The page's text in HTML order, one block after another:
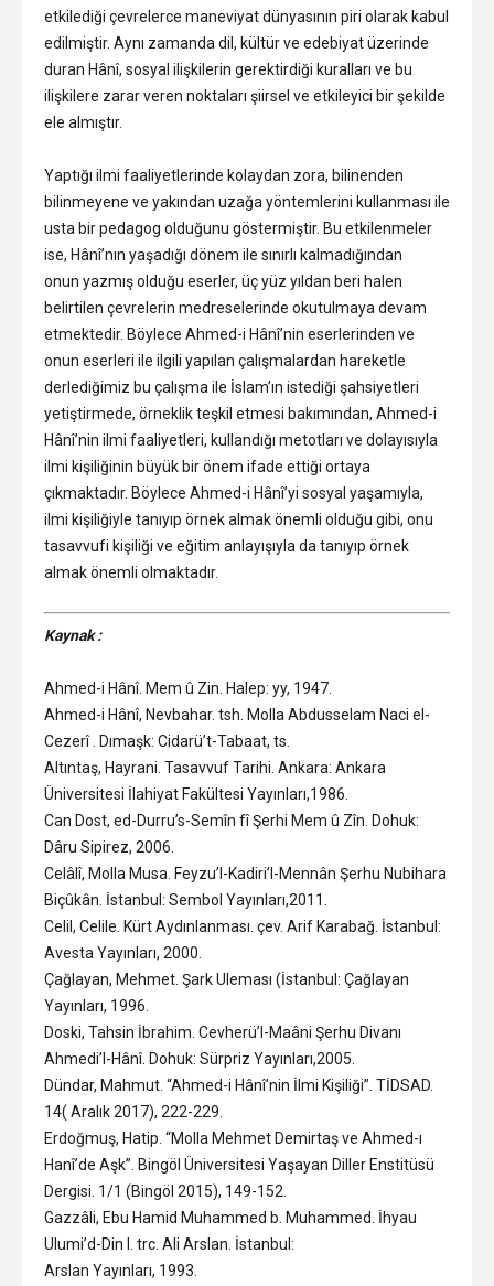
etkilediği çevrelerce maneviyat dünyasının piri olarak kabul
edilmiştir. Aynı zamanda dil, kültür ve edebiyat üzerinde
duran Hânî, sosyal ilişkilerin gerektirdiği kuralları ve bu
ilişkilere zarar veren noktaları şiirsel ve etkileyici bir şekilde
ele almıştır.
Yaptığı ilmi faaliyetlerinde kolaydan zora, bilinenden
bilinmeyene ve yakından uzağa yöntemlerini kullanması ile
usta bir pedagog olduğunu göstermiştir. Bu etkilenmeler
ise, Hânî’nın yaşadığı dönem ile sınırlı kalmadığından
onun yazmış olduğu eserler, üç yüz yıldan beri halen
belirtilen çevrelerin medreselerinde okutulmaya devam
etmektedir. Böylece Ahmed-i Hânî’nin eserlerinden ve
onun eserleri ile ilgili yapılan çalışmalardan hareketle
derlediğimiz bu çalışma ile İslam’ın istediği şahsiyetleri
yetiştirmede, örneklik teşkil etmesi bakımından, Ahmed-i
Hânî’nin ilmi faaliyetleri, kullandığı metotları ve dolayısıyla
ilmi kişiliğinin büyük bir önem ifade ettiği ortaya
çıkmaktadır. Böylece Ahmed-i Hânî’yi sosyal yaşamıyla,
ilmi kişiliğiyle tanıyıp örnek almak önemli olduğu gibi, onu
tasavvufi kişiliği ve eğitim anlayışıyla da tanıyıp örnek
almak önemli olmaktadır.
Kaynak :
Ahmed-i Hânî. Mem û Zin. Halep: yy, 1947.
Ahmed-i Hânî, Nevbahar. tsh. Molla Abdusselam Naci el-
Cezerî . Dımaşk: Cidarü’t-Tabaat, ts.
Altıntaş, Hayrani. Tasavvuf Tarihi. Ankara: Ankara
Üniversitesi İlahiyat Fakültesi Yayınları,1986.
Can Dost, ed-Durru’s-Semîn fî Şerhi Mem û Zîn. Dohuk:
Dâru Sipirez, 2006.
Celâlî, Molla Musa. Feyzu’l-Kadiri’l-Mennân Şerhu Nubihara
Biçûkân. İstanbul: Sembol Yayınları,2011.
Celil, Celile. Kürt Aydınlanması. çev. Arif Karabağ. İstanbul:
Avesta Yayınları, 2000.
Çağlayan, Mehmet. Şark Uleması (İstanbul: Çağlayan
Yayınları, 1996.
Doski, Tahsin İbrahim. Cevherü’l-Maâni Şerhu Divanı
Ahmedi’l-Hânî. Dohuk: Sürpriz Yayınları,2005.
Dündar, Mahmut. “Ahmed-i Hânî’nin İlmi Kişiliği”. TİDSAD.
14( Aralık 2017), 222-229.
Erdoğmuş, Hatip. “Molla Mehmet Demirtaş ve Ahmed-ı
Hanî’de Aşk”. Bingöl Üniversitesi Yaşayan Diller Enstitüsü
Dergisi. 1/1 (Bingöl 2015), 149-152.
Gazzâli, Ebu Hamid Muhammed b. Muhammed. İhyau
Ulumi’d-Din I. trc. Ali Arslan. İstanbul:
Arslan Yayınları, 1993.